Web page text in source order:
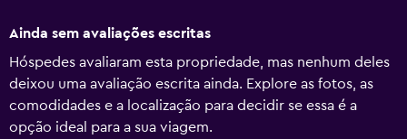
Ainda sem avaliações escritas
Hóspedes avaliaram esta propriedade, mas nenhum deles
deixou uma avaliação escrita ainda. Explore as fotos, as
comodidades e a localização para decidir se essa é a
opção ideal para a sua viagem.